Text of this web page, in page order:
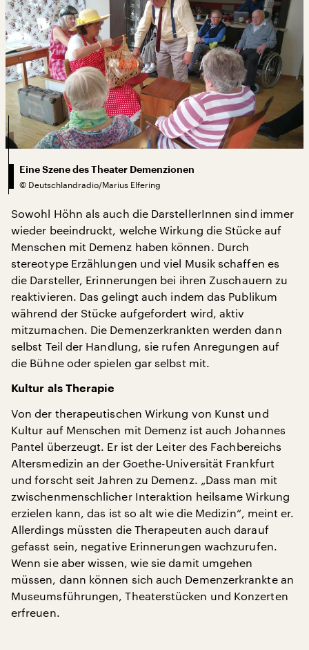
Eine Szene des Theater Demenzionen
© Deutschlandradio/Marius Elfering
Sowohl Höhn als auch die DarstellerInnen sind immer
wieder beeindruckt, welche Wirkung die Stücke auf
Menschen mit Demenz haben können. Durch
stereotype Erzählungen und viel Musik schaffen es
die Darsteller, Erinnerungen bei ihren Zuschauern zu
reaktivieren. Das gelingt auch indem das Publikum
während der Stücke aufgefordert wird, aktiv
mitzumachen. Die Demenzerkrankten werden dann
selbst Teil der Handlung, sie rufen Anregungen auf
die Bühne oder spielen gar selbst mit.
Kultur als Therapie
Von der therapeutischen Wirkung von Kunst und
Kultur auf Menschen mit Demenz ist auch Johannes
Pantel überzeugt. Er ist der Leiter des Fachbereichs
Altersmedizin an der Goethe-Universität Frankfurt
und forscht seit Jahren zu Demenz. „Dass man mit
zwischenmenschlicher Interaktion heilsame Wirkung
erzielen kann, das ist so alt wie die Medizin“, meint er.
Allerdings müssten die Therapeuten auch darauf
gefasst sein, negative Erinnerungen wachzurufen.
Wenn sie aber wissen, wie sie damit umgehen
müssen, dann können sich auch Demenzerkrankte an
Museumsführungen, Theaterstücken und Konzerten
erfreuen.